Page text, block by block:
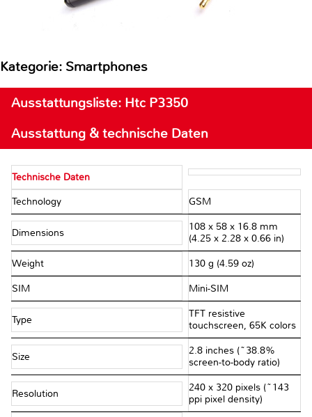
Kategorie: Smartphones
Ausstattungsliste: Htc P3350
Ausstattung & technische Daten
Technische Daten
Technology GSM
Dimensions
108 x 58 x 16.8 mm
(4.25 x 2.28 x 0.66 in)
Weight 130 g (4.59 oz)
SIM Mini-SIM
Type
TFT resistive
touchscreen, 65K colors
Size
2.8 inches (~38.8%
screen-to-body ratio)
Resolution
240 x 320 pixels (~143
ppi pixel density)